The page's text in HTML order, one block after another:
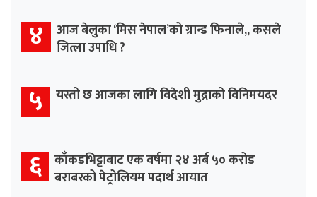
४ आज बेलुका ‘मिस नेपाल’को ग्रान्ड फिनाले,, कसले
जित्ला उपाधि ?
५ यस्तो छ आजका लागि विदेशी मुद्राको विनिमयदर
६ काँकडभिट्टाबाट एक वर्षमा २४ अर्ब ५० करोड
बराबरको पेट्रोलियम पदार्थ आयात